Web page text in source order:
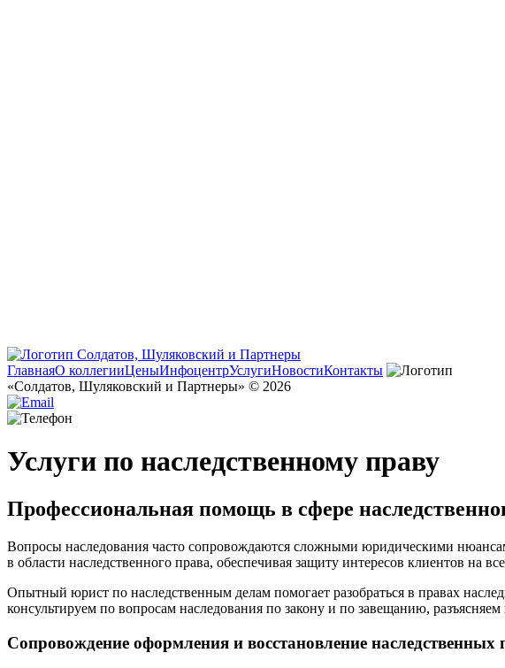
ГлавнаяО коллегииЦеныИнфоцентрУслугиНовостиКонтакты
«Солдатов, Шуляковский и Партнеры» © 2026
Услуги по наследственному праву
Профессиональная помощь в сфере
Вопросы наследования часто сопровождаются сложными юридическими
в области наследственного права, обеспечивая защиту интересов клиентов на
Опытный юрист по наследственным делам помогает разобраться в правах
консультируем по вопросам наследования по закону и по завещанию,
Сопровождение оформления и восстановление наследственных